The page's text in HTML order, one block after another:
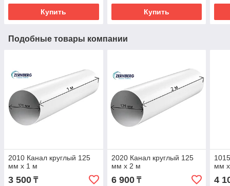
Купить Купить
Подобные товары компании
2010 Канал круглый 125
мм х 1 м
3 500 ₸
2020 Канал круглый 125
мм х 2 м
6 900₸
мм
4